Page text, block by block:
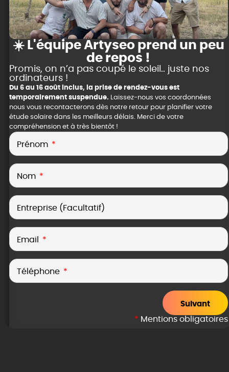
☀️ L'équipe Artyseo prend un peu
de repos !
Promis, on n’a pas coupé le soleil.. juste nos
ordinateurs !
Du 6 au 16 août inclus, la prise de rendez-vous est
temporairement suspendue.
Laissez-nous vos coordonnées
nous vous recontacterons dès notre retour pour planifier votre
étude solaire dans les meilleurs délais. Merci de votre
compréhension et à très bientôt !
Prénom
Nom
Entreprise (Facultatif)
Email
Téléphone
Suivant
* Mentions obligatoires